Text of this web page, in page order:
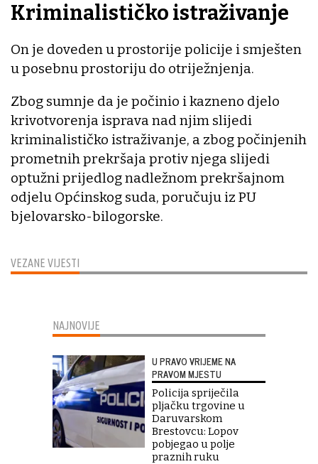
VEZANE VIJESTI
Kriminalističko istraživanje
On je doveden u prostorije policije i smješten
u posebnu prostoriju do otriježnjenja.
Zbog sumnje da je počinio i kazneno djelo
krivotvorenja isprava nad njim slijedi
kriminalističko istraživanje, a zbog počinjenih
prometnih prekršaja protiv njega slijedi
optužni prijedlog nadležnom prekršajnom
odjelu Općinskog suda, poručuju iz PU
bjelovarsko-bilogorske.
NAJNOVIJE
U PRAVO VRIJEME NA
PRAVOM MJESTU
Policija spriječila
pljačku trgovine u
Daruvarskom
Brestovcu: Lopov
pobjegao u polje
praznih ruku